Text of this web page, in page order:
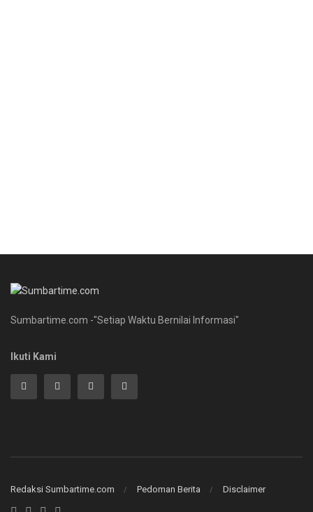
Sumbartime.com -"Setiap Waktu Bernilai Informasi"
Ikuti Kami
Redaksi Sumbartime.com Pedoman Berita Disclaimer